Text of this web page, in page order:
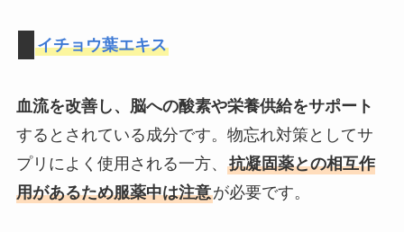
イチョウ葉エキス
血流を改善し、脳への酸素や栄養供給をサポート
するとされている成分です。物忘れ対策としてサ
プリによく使用される一方、 抗凝固薬との相互作
用があるため服薬中は注意が必要です。